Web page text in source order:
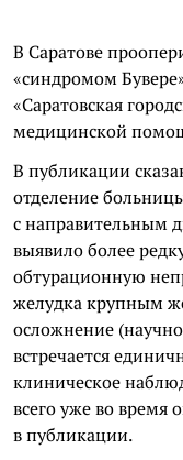
В Саратове
«синдромом
«Саратовская
медицинской
В публикации
отделение
с направительным
выявило более
обтурационную
желудка крупным
осложнение
встречается
клиническое
всего уже во время
в публикации.